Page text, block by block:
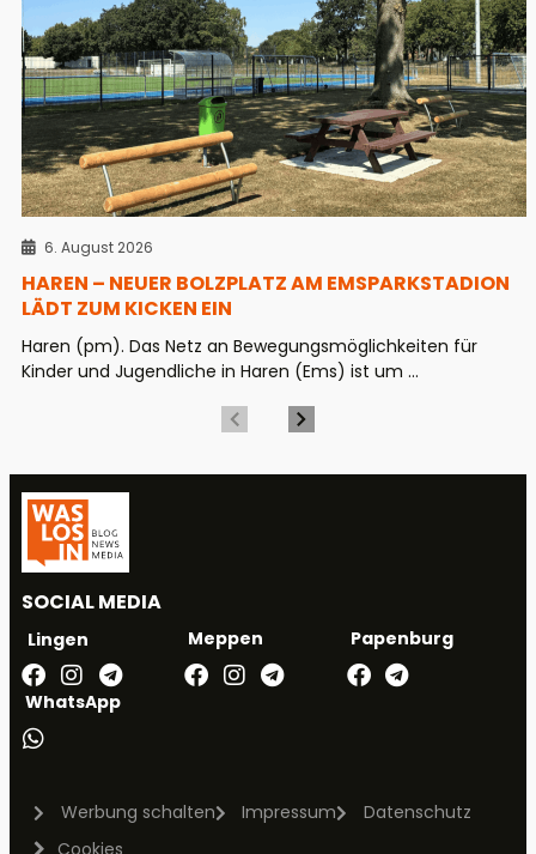
6. August 2026
HAREN – NEUER BOLZPLATZ AM EMSPARKSTADION
LÄDT ZUM KICKEN EIN
Haren (pm). Das Netz an Bewegungsmöglichkeiten für
Kinder und Jugendliche in Haren (Ems) ist um ...
SOCIAL MEDIA
Lingen Meppen Papenburg
WhatsApp
Werbung schalten Impressum
Datenschutz